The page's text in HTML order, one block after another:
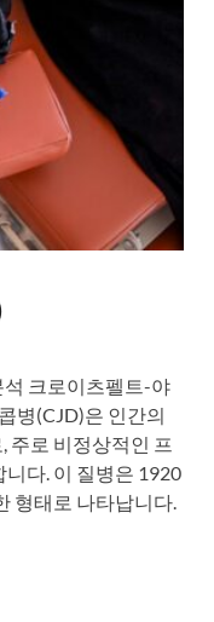
크로이츠펠트-야
병(CJD)은 인간의
주로 비정상적인 프
다. 이 질병은 1920
형태로 나타납니다.